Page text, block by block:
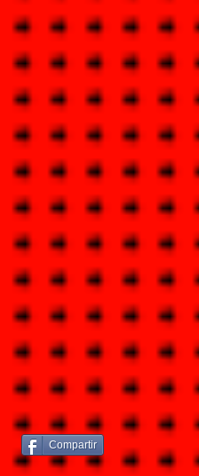
Compartir